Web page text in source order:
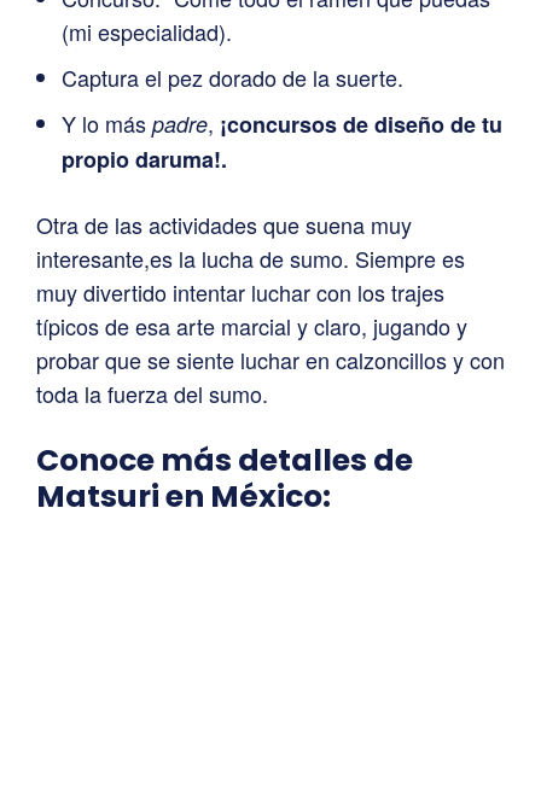
(mi especialidad).
Captura el pez dorado de la suerte.
Y lo más padre, ¡concursos de diseño de tu
propio daruma!.
Otra de las actividades que suena muy
interesante,es la lucha de sumo. Siempre es
muy divertido intentar luchar con los trajes
típicos de esa arte marcial y claro, jugando y
probar que se siente luchar en calzoncillos y con
toda la fuerza del sumo.
Conoce más detalles de
Matsuri en México: